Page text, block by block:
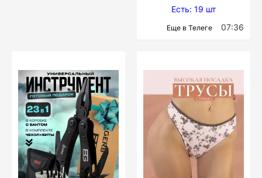
Есть: 19 шт
Еще в Телеге 07:36